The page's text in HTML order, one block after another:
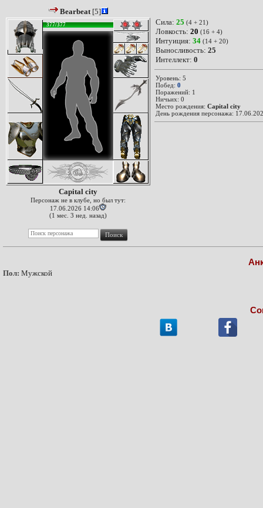
Bearbeat[5]
377/377
Capital city
Персонаж не в клубе, но был тут:
17.06.2026 14:06
(1 мес. 3 нед. назад)
Сила: 25 (4 + 21)
Ловкость: 20 (16 + 4)
Интуиция: 34 (14 + 20)
Выносливость: 25
Интеллект: 0
Уровень: 5
Побед: 0
Поражений: 1
Ничьих: 0
Место рождения: Capital city
День рождения персонажа:
Пол: Мужской